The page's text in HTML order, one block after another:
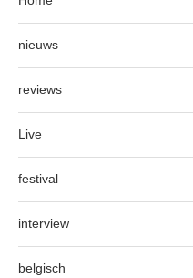
nieuws
reviews
Live
festival
interview
belgisch